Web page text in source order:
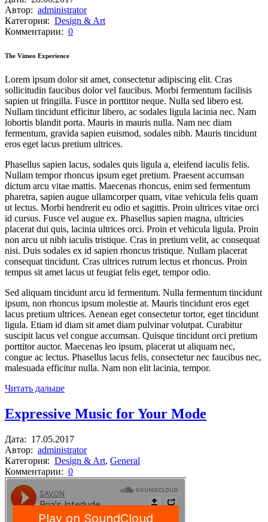
Автор: administrator
Категория: Design & Art
Комментарии: 0
The Vimeo Experience
Lorem ipsum dolor sit amet, consectetur adipiscing elit. Cras
sollicitudin faucibus dolor vel faucibus. Morbi fermentum facilisis
sapien ut fringilla. Fusce in porttitor neque. Nulla sed libero est.
Nullam tincidunt efficitur libero, ac sodales ligula lacinia nec. Nam
lobortis blandit porta. Mauris in mauris nulla. Nam nec diam
fermentum, gravida sapien euismod, sodales nibh. Mauris tincidunt
eros eget lacus pretium ultrices.
Phasellus sapien lacus, sodales quis ligula a, eleifend iaculis felis.
Nullam tempor rhoncus ipsum eget pretium. Praesent accumsan
dictum arcu vitae mattis. Maecenas rhoncus, enim sed fermentum
pharetra, sapien augue ullamcorper quam, vitae vehicula felis quam
ut lectus. Morbi hendrerit eu odio et sagittis. Proin ultrices vitae orci
id cursus. Fusce vel augue ex. Phasellus sapien magna, ultricies
placerat dui quis, lacinia ultrices orci. Proin et vehicula ligula. Proin
non arcu ut nibh iaculis tristique. Cras in pretium velit, ac consequat
nisi. Duis sodales ex id sapien rhoncus tristique. Nullam placerat
consequat tincidunt. Cras ultrices rutrum lectus et rhoncus. Proin
tempus sit amet lacus ut feugiat felis eget, tempor odio.
Sed aliquam tincidunt arcu id fermentum. Nulla fermentum tincidunt
ipsum, non rhoncus ipsum molestie at. Mauris tincidunt eros eget
lacus pretium ultrices. Aenean eget consectetur tortor, eget tincidunt
ligula. Etiam id diam sit amet diam pulvinar volutpat. Curabitur
suscipit lacus vel congue accumsan. Quisque tincidunt orci pretium
porttitor auctor. Maecenas leo ipsum, placerat ut aliquam nec,
congue ac lectus. Phasellus lacus felis, consectetur nec faucibus nec,
malesuada efficitur nulla. Nam non elit lacinia, tempor.
Читать дальше
Expressive Music for Your Mode
Дата: 17.05.2017
Автор: administrator
Категория: Design & Art, General
Комментарии: 0